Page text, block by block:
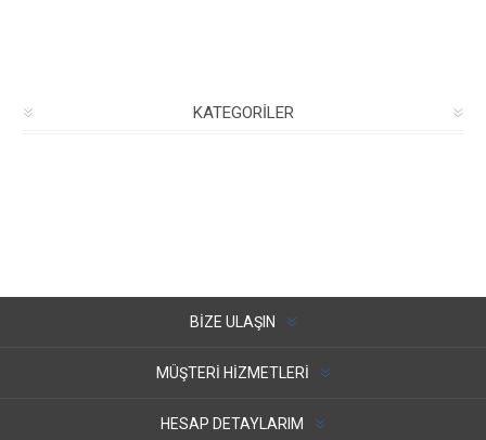
KATEGORILER
BIZE ULAŞIN
MÜŞTERI HIZMETLERI
HESAP DETAYLARIM